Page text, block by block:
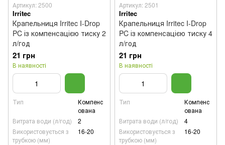
Артикул: 2500
Irritec
Крапельниця Irritec I-Drop
PC із компенсацією тиску 2
л/год
21 грн
В наявності
Тип
Компенс
ована
Витрата води (л/год)
2
Використовується з
трубкою (мм)
16-20
Артикул: 2501
Irritec
Крапельниця Irritec I-Drop
PC із компенсацією тиску 4
л/год
21 грн
В наявності
Тип
Компенс
ована
Витрата води (л/год)
4
Використовується з
трубкою (мм)
16-20